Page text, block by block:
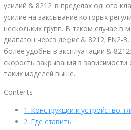
усилий & 8212; в пределах одного
усилие на закрывание которых
нескольких групп. В таком случае в
диапазон через дефис & 8212; EN2-
более удобны в эксплуатации &
скорость закрывания в
таких моделей выше.
Contents
1. Конструкции и устройство
2. Где ставить